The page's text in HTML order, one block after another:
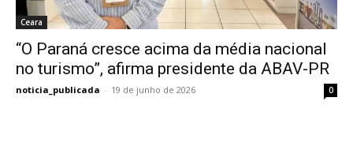
Ceara
“O Paraná cresce acima da média nacional
no turismo”, afirma presidente da ABAV-PR
noticia_publicada - 19 de junho de 2026 0